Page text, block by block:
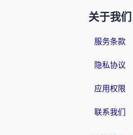
关于我们
服务条款
隐私协议
应用权限
联系我们